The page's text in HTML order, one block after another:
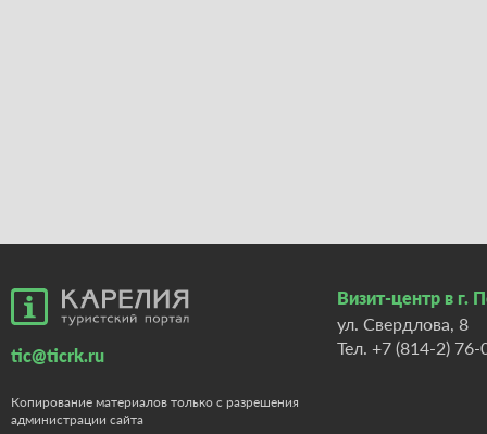
tic@ticrk.ru
Копирование материалов только с разрешения
администрации сайта
Визит-центр в г.
ул. Свердлова, 8
Тел. +7 (814-2) 76-